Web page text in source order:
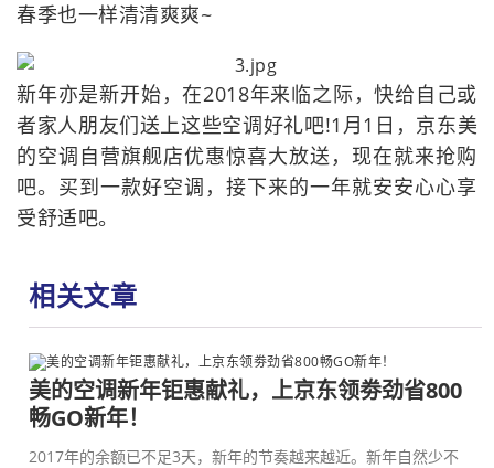
春季也一样清清爽爽~
新年亦是新开始，在2018年来临之际，快给自己或
者家人朋友们送上这些空调好礼吧!1月1日，京东美
的空调自营旗舰店优惠惊喜大放送，现在就来抢购
吧。买到一款好空调，接下来的一年就安安心心享
受舒适吧。
相关文章
美的空调新年钜惠献礼，上京东领劵劲省800
畅GO新年！
2017年的余额已不足3天，新年的节奏越来越近。新年自然少不